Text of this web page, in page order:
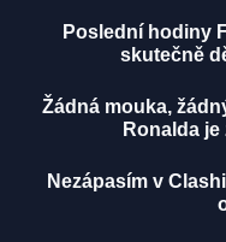
Poslední hodiny
skutečně
Žádná mouka,
Ronalda
Nezápasím v